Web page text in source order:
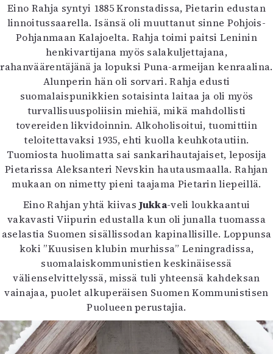
Eino Rahja syntyi 1885 Kronstadissa, Pietarin edustan
linnoitussaarella. Isänsä oli muuttanut sinne Pohjois-
Pohjanmaan Kalajoelta. Rahja toimi paitsi Leninin
henkivartijana myös salakuljettajana,
rahanväärentäjänä ja lopuksi Puna-armeijan kenraalina.
Alunperin hän oli sorvari. Rahja edusti
suomalaispunikkien sotaisinta laitaa ja oli myös
turvallisuuspoliisin miehiä, mikä mahdollisti
tovereiden likvidoinnin. Alkoholisoitui, tuomittiin
teloitettavaksi 1935, ehti kuolla keuhkotautiin.
Tuomiosta huolimatta sai sankarihautajaiset, leposija
Pietarissa Aleksanteri Nevskin hautausmaalla. Rahjan
mukaan on nimetty pieni taajama Pietarin liepeillä.
Eino Rahjan yhtä kiivasJukka-veli loukkaantui
vakavasti Viipurin edustalla kun oli junalla tuomassa
aselastia Suomen sisällissodan kapinallisille. Loppunsa
koki ”Kuusisen klubin murhissa” Leningradissa,
suomalaiskommunistien keskinäisessä
välienselvittelyssä, missä tuli yhteensä kahdeksan
vainajaa, puolet alkuperäisen Suomen Kommunistisen
Puolueen perustajia.